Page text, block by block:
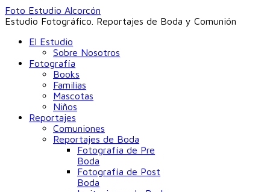
Foto Estudio Alcorcón
Estudio Fotográfico. Reportajes de Boda y Comunión
El Estudio
Sobre Nosotros
Fotografía
Books
Familias
Mascotas
Niños
Reportajes
Comuniones
Reportajes de Boda
Fotografía de Pre
Boda
Fotografía de Post
Boda